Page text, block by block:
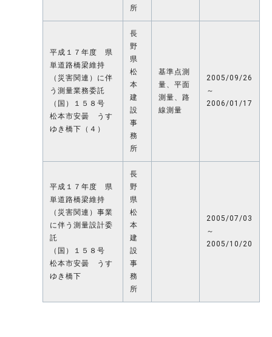
所
平成１７年度 県
単道路橋梁維持
（災害関連）に伴
う測量業務委託
（国）１５８号
松本市安曇 うす
ゆき橋下（４）
長
野
県
松
本
建
設
事
務
所
基準点測
量、平面
測量、路
線測量
2005/09/26
～
2006/01/17
平成１７年度 県
単道路橋梁維持
（災害関連）事業
に伴う測量設計委
託
（国）１５８号
松本市安曇 うす
ゆき橋下
長
野
県
松
本
建
設
事
務
所
2005/07/03
～
2005/10/20